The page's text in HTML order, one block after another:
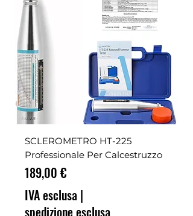
SCLEROMETRO HT-225
Professionale Per Calcestruzzo
Prezzo
189,00 €
IVA esclusa |
spedizione esclusa